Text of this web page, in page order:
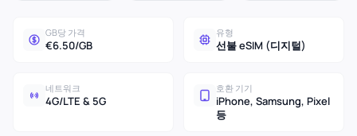
GB당 가격
€6.50/GB
유형
선불 eSIM (디지털)
네트워크
4G/LTE & 5G
호환 기기
iPhone, Samsung, Pixel
등